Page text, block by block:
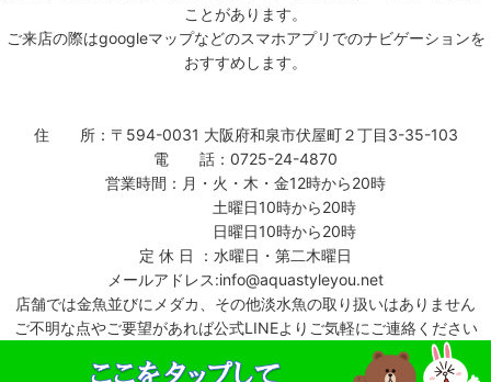
ことがあります。
ご来店の際はgoogleマップなどのスマホアプリでのナビゲーションを
おすすめします。
住 所：〒594-0031 大阪府和泉市伏屋町２丁目3-35-103
電 話：0725-24-4870
営業時間：月・火・木・金12時から20時
土曜日10時から20時
日曜日10時から20時
定 休 日 ：水曜日・第二木曜日
メールアドレス:info@aquastyleyou.net
店舗では金魚並びにメダカ、その他淡水魚の取り扱いはありません
ご不明な点やご要望があれば公式LINEよりご気軽にご連絡ください